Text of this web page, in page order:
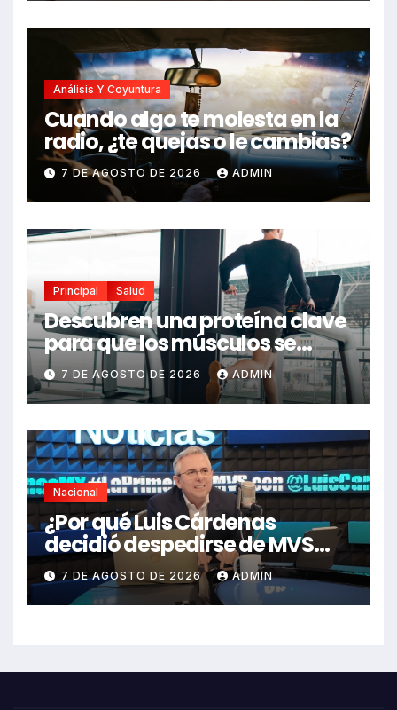
Análisis Y Coyuntura
Cuando algo te molesta en la
radio, ¿te quejas o le cambias?
7 DE AGOSTO DE 2026 ADMIN
Principal Salud
Descubren una proteína clave
para que los músculos se
regeneren: el hallazgo abre
nuevas esperanzas contra
enfermedades y el cáncer
7 DE AGOSTO DE 2026 ADMIN
Nacional
¿Por qué Luis Cárdenas
decidió despedirse de MVS
Noticias en pleno 2026?
7 DE AGOSTO DE 2026 ADMIN